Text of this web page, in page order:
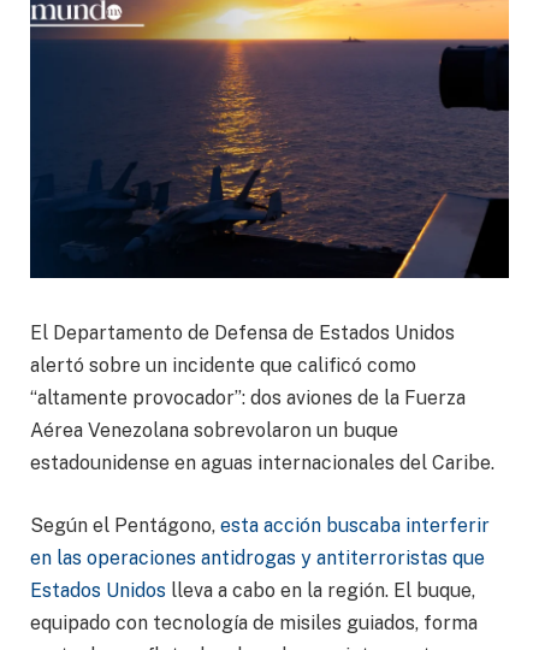
El Departamento de Defensa de Estados Unidos
alertó sobre un incidente que calificó como
“altamente provocador”: dos aviones de la Fuerza
Aérea Venezolana sobrevolaron un buque
estadounidense en aguas internacionales del Caribe.
Según el Pentágono, esta acción buscaba interferir
en las operaciones antidrogas y antiterroristas que
Estados Unidos lleva a cabo en la región. El buque,
equipado con tecnología de misiles guiados, forma